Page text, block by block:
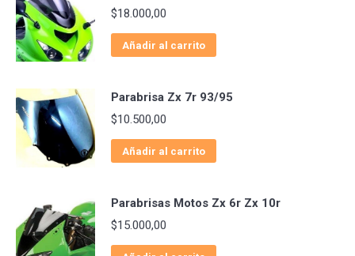
$18.000,00
Añadir al carrito
Parabrisa Zx 7r 93/95
$10.500,00
Añadir al carrito
Parabrisas Motos Zx 6r Zx 10r
$15.000,00